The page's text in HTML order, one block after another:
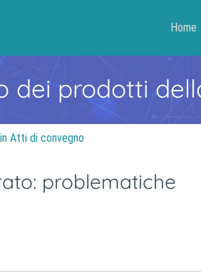
Home
dei prodotti
Atti di convegno
problematiche